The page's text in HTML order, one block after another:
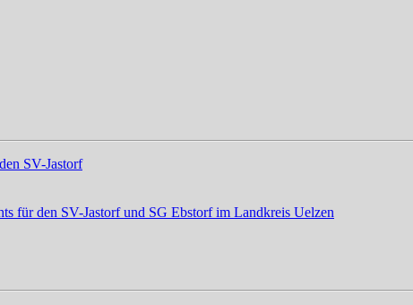
SV-Jastorf
für den SV-Jastorf und SG Ebstorf im Landkreis Uelzen